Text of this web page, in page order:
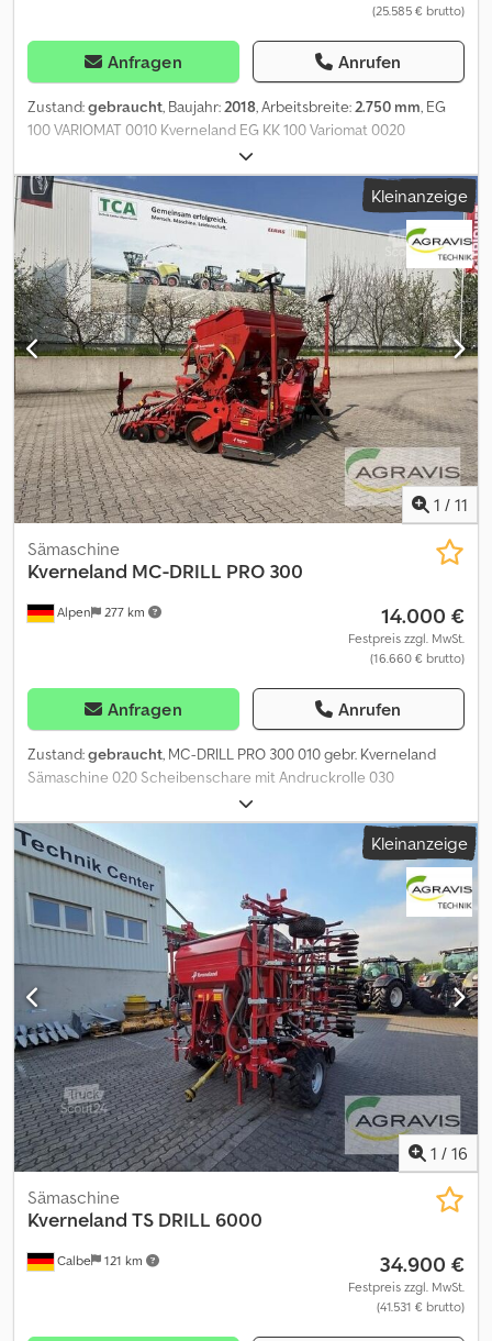
(25.585 € brutto)
Anfragen Anrufen
Zustand:gebraucht, Baujahr: 2018, Arbeitsbreite: 2.750 mm, EG
100 VARIOMAT 0010 Kverneland EG KK 100 Variomat 0020
Packomat 0030 Vollkörper 0040 Stützrad Djdezigbkspfx Ah Djck
0050 Variomat
Kleinanzeige
1 / 11
Alpen 277 km
Sämaschine
Kverneland MC-DRILL PRO 300
14.000 €
Festpreis zzgl. MwSt.
(16.660 € brutto)
Anfragen Anrufen
Zustand:gebraucht, MC-DRILL PRO 300 010 gebr. Kverneland
Sämaschine 020 Scheibenschare mit Andruckrolle 030
Saatstriegel Dcsdjza I Hwepfx Ah Dsk 040 mech. Antrieb 050
Beleuchtung 060 hydr. Schardruckverstellung 070
Saatgutaufsatz 080 Anzeigegerät für Fahrgassen als auch
Leermelder 090 Ladesteg mit Aufstieg NG-H 101 010 gebr.
Kverneland Kreiselegge 020 schwere Ausführung 030
Planierbalken 040 Kerner Packerwalze CW553000 050 hydr.
Spuranzeiger 060 mech. Tiefenverstellung 070 Seitenschilder
080 Zapfwellendurchtrieb
Kleinanzeige
1 / 16
Calbe 121 km
Sämaschine
Kverneland TS DRILL 6000
34.900 €
Festpreis zzgl. MwSt.
(41.531 € brutto)